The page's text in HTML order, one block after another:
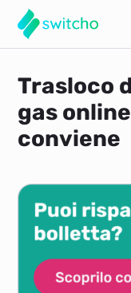
Trasloco
gas
conviene